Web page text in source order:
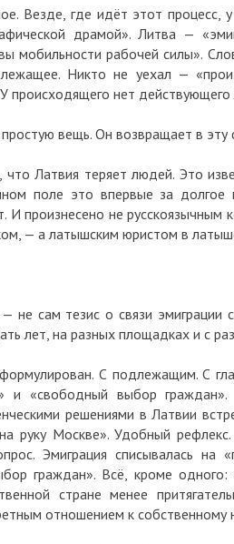
Везде, где идёт этот процесс,
драмой». Литва —
мобильности рабочей силы».
Никто не уехал —
происходящего нет действующего
вещь. Он возвращает в
Латвия теряет людей. Это
поле это впервые за долгое
И произнесено не
— а латышским юристом в
не сам тезис о связи эмиграции
лет, на разных площадках и с
С подлежащим. С
и «свободный выбор
решениями в Латвии
руку Москве». Удобный
Эмиграция списывалась на
граждан». Всё, кроме
стране менее
отношением к собственному